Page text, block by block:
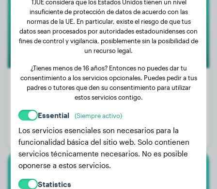
Edad:
Género:
Perro macho
TJUE considera que los Estados Unidos tienen un nivel
insuficiente de protección de datos de acuerdo con las
normas de la UE. En particular, existe el riesgo de que tus
datos sean procesados por autoridades estadounidenses con
fines de control y vigilancia, posiblemente sin la posibilidad de
un recurso legal.
¿Tienes menos de 16 años? Entonces no puedes dar tu
consentimiento a los servicios opcionales. Puedes pedir a tus
padres o tutores que den su consentimiento para utilizar
estos servicios contigo.
Essential (Siempre activo)
Los servicios esenciales son necesarios para la
funcionalidad básica del sitio web. Solo contienen
servicios técnicamente necesarios. No es posible
oponerse a estos servicios.
Statistics